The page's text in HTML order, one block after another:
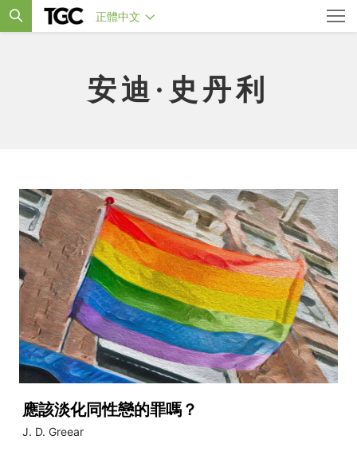
正體中文
安迪·史丹利
應該淡化同性戀的罪嗎？
J. D. Greear